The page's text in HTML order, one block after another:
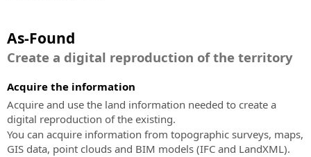
SierraSoft
Hydro
BIM
pour
la
conception
hydraulique
technique
lié
à
mise
en
service
et
à
As-Found
Create a digital reproduction of the territory
Acquire the information
Acquire and use the land information needed to create a
digital reproduction of the existing.
You can acquire information from topographic surveys, maps,
GIS data, point clouds and BIM models (IFC and LandXML).